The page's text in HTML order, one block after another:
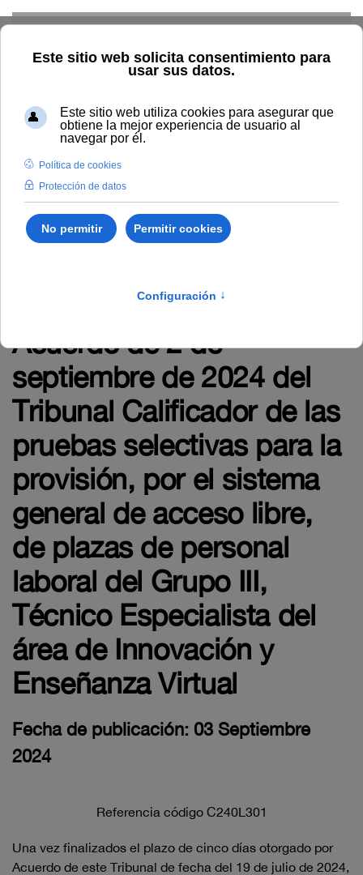
TIC G. Económica RRHH Audiovisuales Comunicación
Control Interno
Acuerdo de 2 de
septiembre de 2024 del
Tribunal Calificador de las
pruebas selectivas para la
provisión, por el sistema
general de acceso libre,
de plazas de personal
laboral del Grupo III,
Técnico Especialista del
área de Innovación y
Enseñanza Virtual
Fecha de publicación: 03 Septiembre
2024
Referencia código C240L301
Una vez finalizados el plazo de cinco días otorgado por
Acuerdo de este Tribunal de fecha del 19 de julio de 2024,